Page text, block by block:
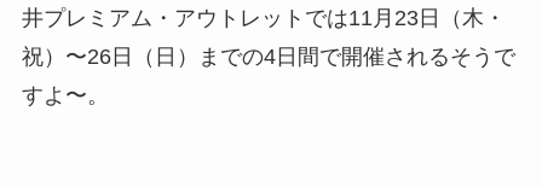
井プレミアム・アウトレットでは11月23日（木・
祝）〜26日（日）までの4日間で開催されるそうで
すよ〜。